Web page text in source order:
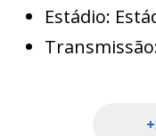
Estádio:
+